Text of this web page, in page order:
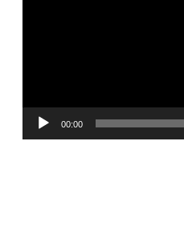
00:00